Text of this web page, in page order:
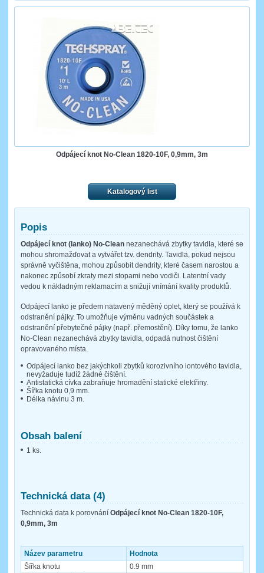
Odpájecí knot No-Clean 1820-10F, 0,9mm, 3m
Katalogový list
Popis
Odpájecí knot (lanko) No-Clean nezanechává zbytky tavidla, které se
mohou shromažďovat a vytvářet tzv. dendrity. Tavidla, pokud nejsou
správně vyčištěna, mohou způsobit dendrity, které časem narostou a
nakonec způsobí zkraty mezi stopami nebo vodiči. Latentní vady
vedou k nákladným reklamacím a snižují vnímání kvality produktů.
Odpájecí lanko je předem natavený měděný oplet, který se používá k
odstranění pájky. To umožňuje výměnu vadných součástek a
odstranění přebytečné pájky (např. přemostění). Díky tomu, že lanko
No-Clean nezanechává zbytky tavidla, odpadá nutnost čištění
opravovaného místa.
Odpájecí lanko bez jakýchkoli zbytků korozivního iontového tavidla,
nevyžaduje tudíž žádné čištění.
Antistatická cívka zabraňuje hromadění statické elektřiny.
Šířka knotu 0,9 mm.
Délka návinu 3 m.
Obsah balení
1 ks.
Technická data (4)
Technická data k porovnání Odpájecí knot No-Clean 1820-10F,
0,9mm, 3m
Název parametru
Hodnota
Šířka knotu
0.9 mm